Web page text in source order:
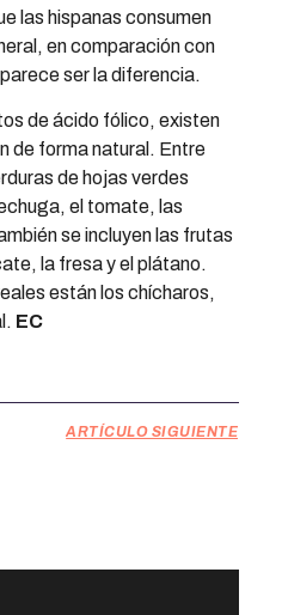
las hispanas consumen
en comparación con
ser la diferencia.
de ácido fólico, existen
de forma natural. Entre
de hojas verdes
el tomate, las
se incluyen las frutas
la fresa y el plátano.
están los chícharos,
EC
ARTÍCULO SIGUIENTE